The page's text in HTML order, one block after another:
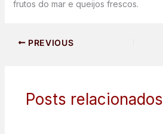
frutos do mar e queijos frescos.
PREVIOUS
Posts relacionados